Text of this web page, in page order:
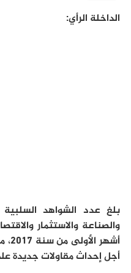
الداخلة الرأي:
بلغ عدد الشواهد السلبية
والصناعة والاستثمار
أجل إحداث مقاولات جديدة